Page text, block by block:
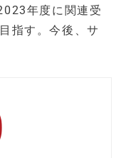
年度に関連受
指す。今後、サ